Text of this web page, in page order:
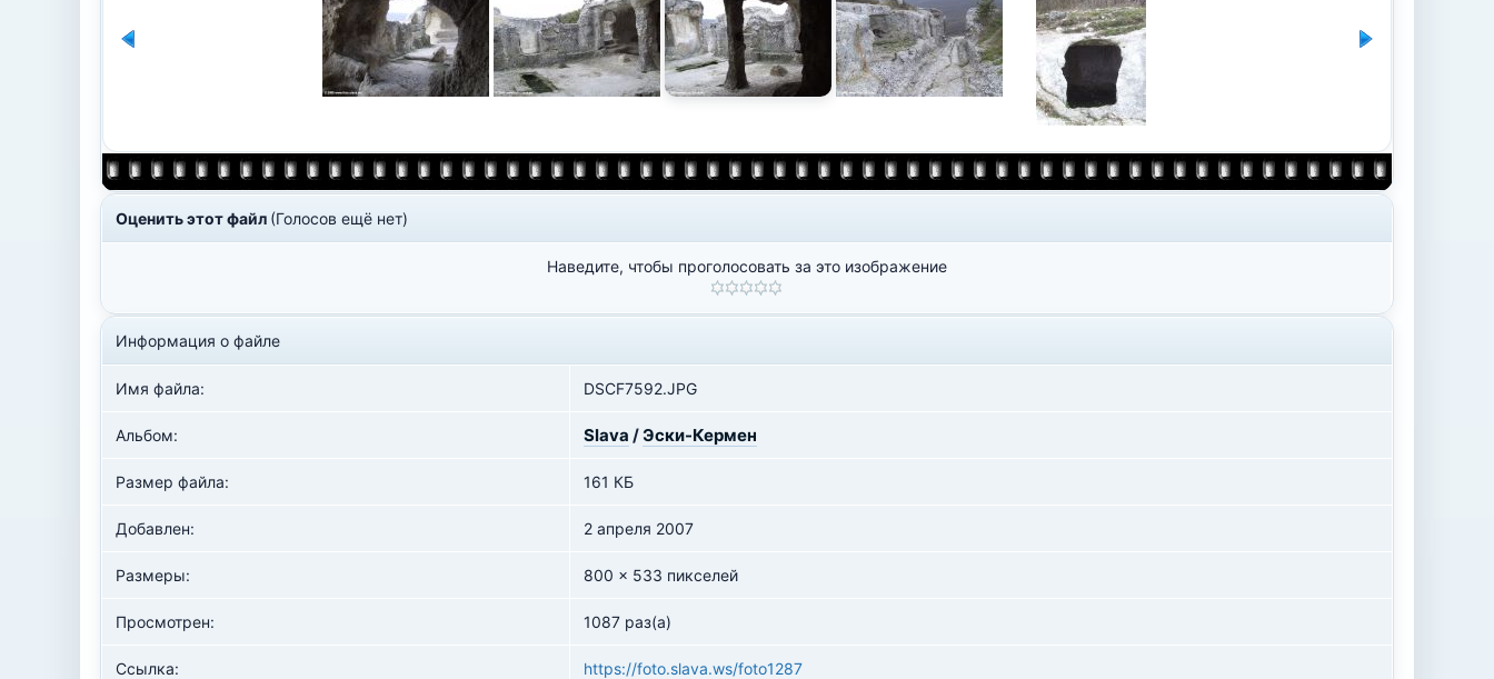
Оценить этот файл (Голосов ещё нет)
Наведите, чтобы проголосовать за это изображение
Информация о файле
Имя файла: DSCF7592.JPG
Альбом: Slava /Эски-Кермен
Размер файла: 161 КБ
Добавлен: 2 апреля 2007
Размеры: 800 x 533 пикселей
Просмотрен: 1087 раз(а)
Ссылка: https://foto.slava.ws/foto1287